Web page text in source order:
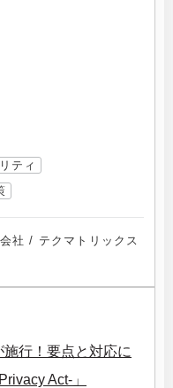
ティ
社 / テクマトリックス
行！要点と対応に
Act-」